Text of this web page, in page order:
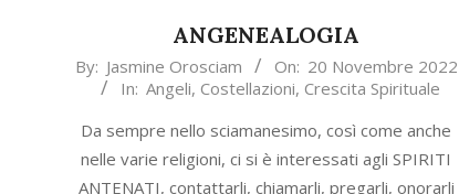
ANGENEALOGIA
2022-
20
By: Jasmine Orosciam On: 20 Novembre 2022
In: Angeli, Costellazioni, Crescita Spirituale
Da sempre nello sciamanesimo, così come anche
nelle varie religioni, ci si è interessati agli SPIRITI
ANTENATI, contattarli, chiamarli, pregarli, onorarli